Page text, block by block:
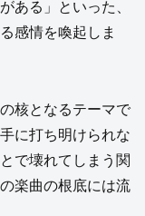
ある」といった、
感情を喚起しま
核となるテーマで
に打ち明けられな
で壊れてしまう関
楽曲の根底には流